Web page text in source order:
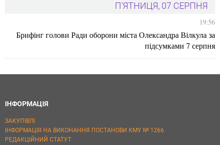
П'ЯТНИЦЯ, 07 СЕРПНЯ
19:56
Брифінг голови Ради оборони міста Олександра Вілкула за
підсумками 7 серпня
ІНФОРМАЦІЯ
ЗАКУПІВЛІ
ІНФОРМАЦІЯ НА ВИКОНАННЯ ПОСТАНОВИ КМУ № 1266
РЕДАКЦІЙНИЙ СТАТУТ